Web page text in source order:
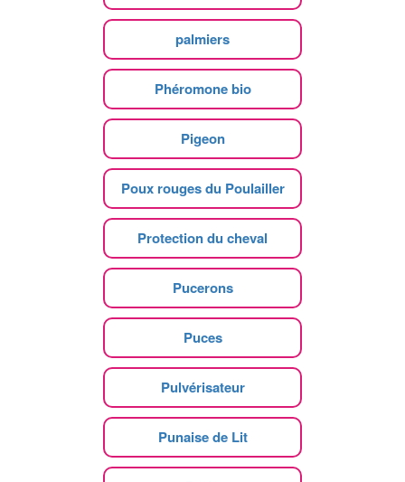
palmiers
Phéromone bio
Pigeon
Poux rouges du Poulailler
Protection du cheval
Pucerons
Puces
Pulvérisateur
Punaise de Lit